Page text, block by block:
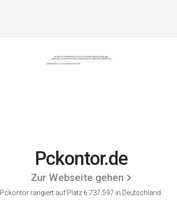
Pckontor.de
Zur Webseite gehen
Pckontor rangiert auf Platz 6.737.597 in Deutschland.